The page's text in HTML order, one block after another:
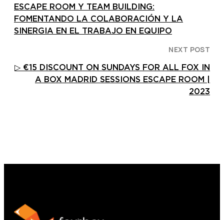
ESCAPE ROOM Y TEAM BUILDING:
FOMENTANDO LA COLABORACIÓN Y LA
SINERGIA EN EL TRABAJO EN EQUIPO
NEXT POST
▷ €15 DISCOUNT ON SUNDAYS FOR ALL FOX IN
A BOX MADRID SESSIONS ESCAPE ROOM |
2023